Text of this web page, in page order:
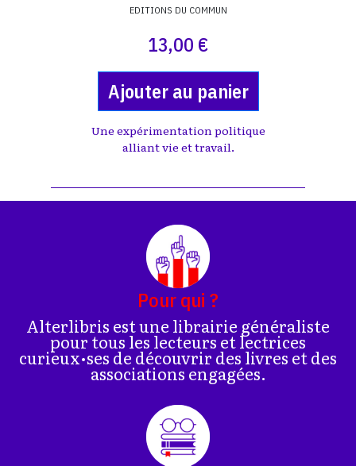
EDITIONS DU COMMUN
13,00 €
Ajouter au panier
Une expérimentation politique
alliant vie et travail.
Pour qui ?
Alterlibris est une librairie généraliste
pour tous les lecteurs et lectrices
curieux•ses de découvrir des livres et des
associations engagées.